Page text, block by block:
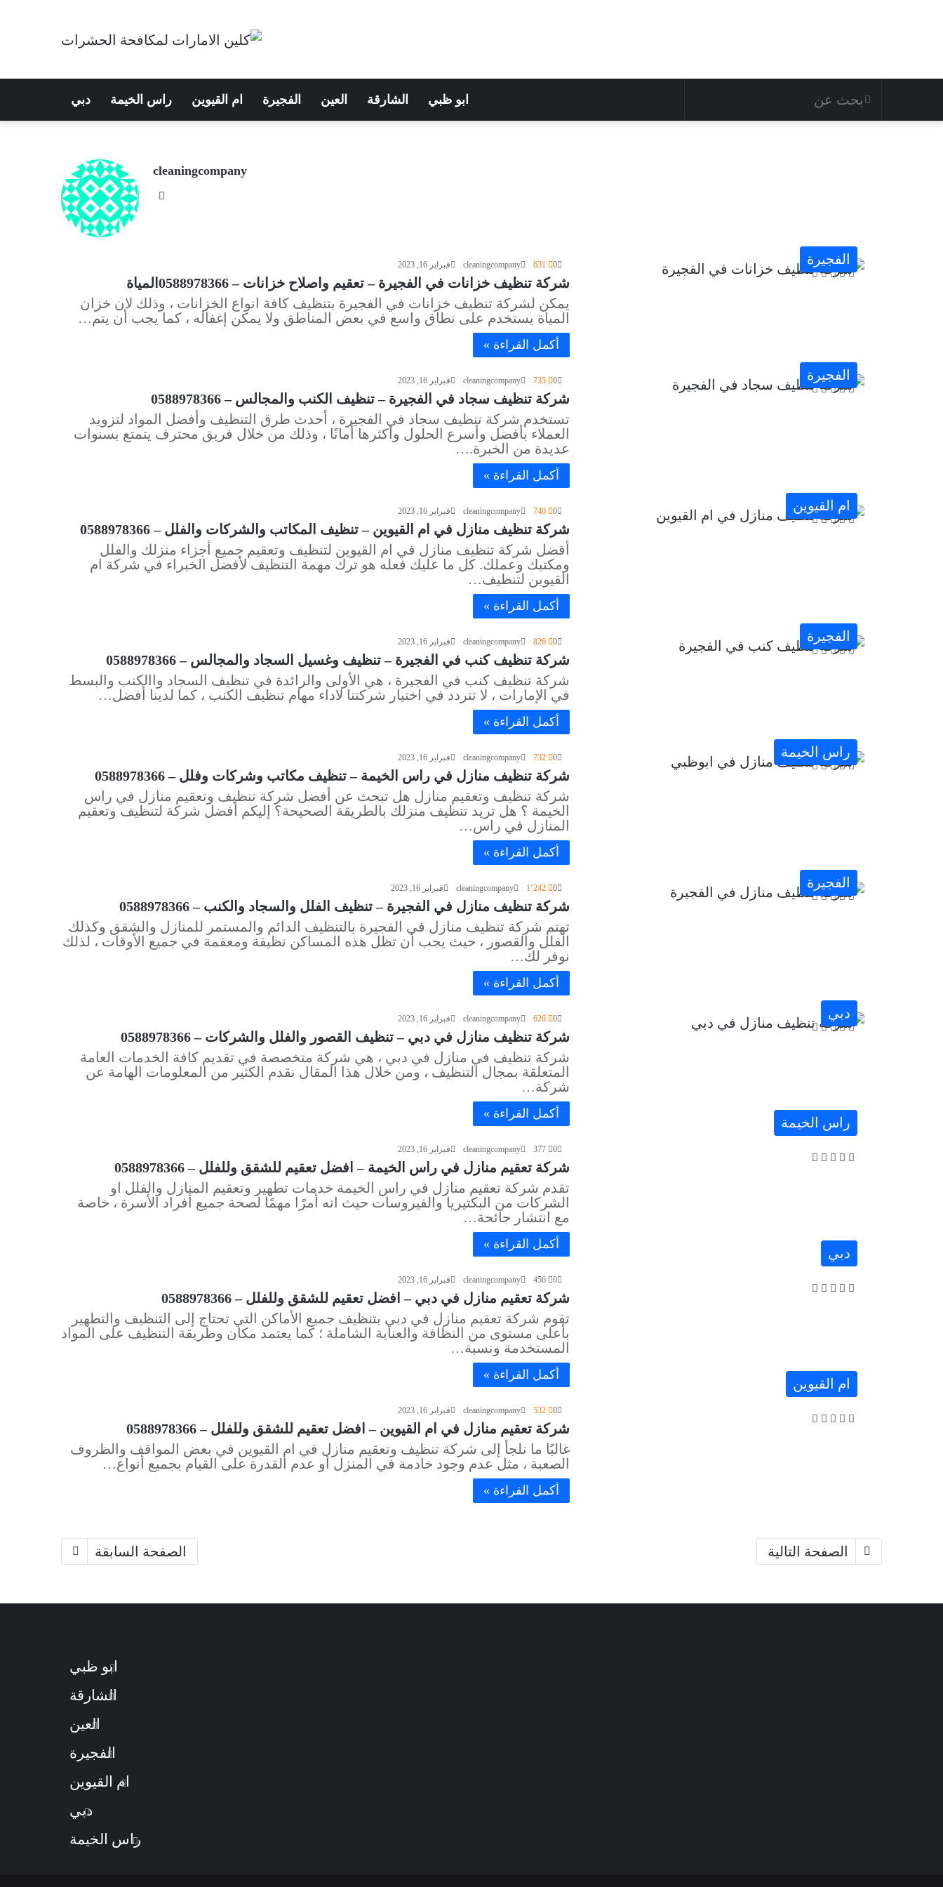
دبي راس الخيمة ام القيوين الفجيرة العين الشارقة ابو ظبي
cleaningcompany
الفجيرة cleaningcompany فبراير 16, 2023 0
شركة تنظيف خزانات في الفجيرة – تعقيم واصلاح خزانات – 0588978366المياة
يمكن لشركة تنظيف خزانات في الفجيرة بتنظيف كافة انواع الخزانات ، وذلك لان خزان
المياة يستخدم على نطاق واسع في بعض المناطق ولا يمكن إغفاله ، كما يجب أن يتم…
أكمل القراءة »
الفجيرة cleaningcompany فبراير 16, 2023 0
شركة تنظيف سجاد في الفجيرة – تنظيف الكنب والمجالس – 0588978366
تستخدم شركة تنظيف سجاد في الفجيرة ، أحدث طرق التنظيف وأفضل المواد لتزويد
العملاء بأفضل وأسرع الحلول وأكثرها أمانًا ، وذلك من خلال فريق محترف يتمتع بسنوات
عديدة من الخبرة.…
أكمل القراءة »
ام القيوين cleaningcompany فبراير 16, 2023 0
شركة تنظيف منازل في ام القيوين – تنظيف المكاتب والشركات والفلل – 0588978366
أفضل شركة تنظيف منازل في ام القيوين لتنظيف وتعقيم جميع أجزاء منزلك والفلل
ومكتبك وعملك. كل ما عليك فعله هو ترك مهمة التنظيف لأفضل الخبراء في شركة ام
القيوين لتنظيف…
أكمل القراءة »
الفجيرة cleaningcompany فبراير 16, 2023 0
شركة تنظيف كنب في الفجيرة – تنظيف وغسيل السجاد والمجالس – 0588978366
شركة تنظيف كنب في الفجيرة ، هي الأولى والرائدة في تنظيف السجاد واالكنب والبسط
في الإمارات ، لا تتردد في اختيار شركتنا لاداء مهام تنظيف الكنب ، كما لدينا أفضل…
أكمل القراءة »
راس الخيمة cleaningcompany فبراير 16, 2023 0
شركة تنظيف منازل في راس الخيمة – تنظيف مكاتب وشركات وفلل – 0588978366
شركة تنظيف وتعقيم منازل هل تبحث عن أفضل شركة تنظيف وتعقيم منازل في راس
الخيمة ؟ هل تريد تنظيف منزلك بالطريقة الصحيحة؟ إليكم أفضل شركة لتنظيف وتعقيم
المنازل في راس…
أكمل القراءة »
الفجيرة cleaningcompany فبراير 16, 2023 0
شركة تنظيف منازل في الفجيرة – تنظيف الفلل والسجاد والكنب – 0588978366
تهتم شركة تنظيف منازل في الفجيرة بالتنظيف الدائم والمستمر للمنازل والشقق وكذلك
الفلل والقصور ، حيث يجب أن تظل هذه المساكن نظيفة ومعقمة في جميع الأوقات ، لذلك
نوفر لك…
أكمل القراءة »
دبي cleaningcompany فبراير 16, 2023 0
شركة تنظيف منازل في دبي – تنظيف القصور والفلل والشركات – 0588978366
شركة تنظيف في منازل في دبي ، هي شركة متخصصة في تقديم كافة الخدمات العامة
المتعلقة بمجال التنظيف ، ومن خلال هذا المقال نقدم الكثير من المعلومات الهامة عن
شركة…
أكمل القراءة »
راس الخيمة
cleaningcompany فبراير 16, 2023 0
شركة تعقيم منازل في راس الخيمة – افضل تعقيم للشقق وللفلل – 0588978366
تقدم شركة تعقيم منازل في راس الخيمة خدمات تطهير وتعقيم المنازل والفلل او
الشركات من البكتيريا والفيروسات حيث انه أمرًا مهمًا لصحة جميع أفراد الأسرة ، خاصة
مع انتشار جائحة…
أكمل القراءة »
دبي
cleaningcompany فبراير 16, 2023 0
شركة تعقيم منازل في دبي – افضل تعقيم للشقق وللفلل – 0588978366
تقوم شركة تعقيم منازل في دبي بتنظيف جميع الأماكن التي تحتاج إلى التنظيف والتطهير
بأعلى مستوى من النظافة والعناية الشاملة ؛ كما يعتمد مكان وطريقة التنظيف على المواد
المستخدمة ونسبة…
أكمل القراءة »
ام القيوين
cleaningcompany فبراير 16, 2023 0
شركة تعقيم منازل في ام القيوين – افضل تعقيم للشقق وللفلل – 0588978366
غالبًا ما نلجأ إلى شركة تنظيف وتعقيم منازل في ام القيوين في بعض المواقف والظروف
الصعبة ، مثل عدم وجود خادمة في المنزل أو عدم القدرة على القيام بجميع أنواع…
أكمل القراءة »
الصفحة السابقة الصفحة التالية
ابو ظبي
الشارقة
العين
الفجيرة
ام القيوين
دبي
راس الخيمة